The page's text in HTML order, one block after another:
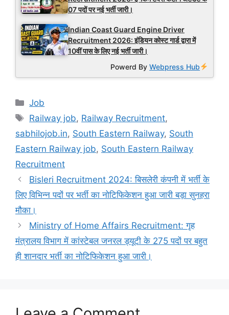
07 पदों पर नई भर्ती जारी।
Indian Coast Guard Engine Driver
Recruitment 2026: इंडियन कोस्ट गार्ड द्वारा में
10वीं पास के लिए नई भर्ती जारी।
Powerd ByWebpress Hub
Categories
Job
Tags
Railway job, Railway Recruitment,
sabhilojob.in, South Eastern Railway, South
Eastern Railway job, South Eastern Railway
Recruitment
Bisleri Recruitment 2024: बिसलेरी कंपनी में भर्ती के
लिए विभिन्न पदों पर भर्ती का नोटिफिकेशन हुआ जारी बड़ा सुनहरा
मौका।
Ministry of Home Affairs Recruitment: गृह
मंत्रालय विभाग में कांस्टेबल जनरल ड्यूटी के 275 पदों पर बहुत
ही शानदार भर्ती का नोटिफिकेशन हुआ जारी।